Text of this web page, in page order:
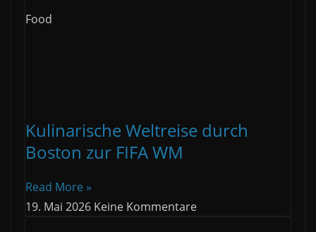
Food
Kulinarische Weltreise durch
Boston zur FIFA WM
Read More »
19. Mai 2026 Keine Kommentare